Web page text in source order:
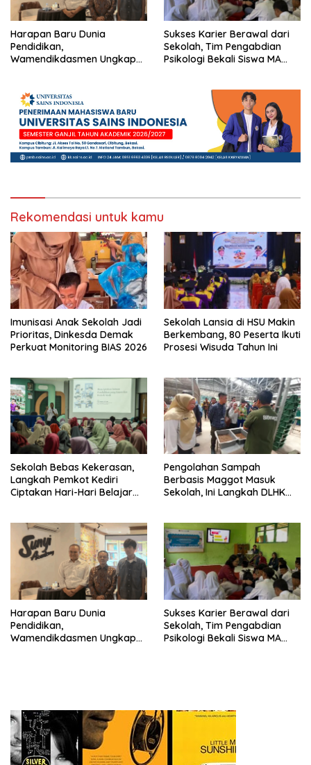
Harapan Baru Dunia
Pendidikan,
Wamendikdasmen Ungkap
Sukses Karier Berawal dari
Sekolah, Tim Pengabdian
Psikologi Bekali Siswa MA
Rekomendasi untuk kamu
Imunisasi Anak Sekolah Jadi
Prioritas, Dinkesda Demak
Perkuat Monitoring BIAS 2026
Sekolah Lansia di HSU Makin
Berkembang, 80 Peserta Ikuti
Prosesi Wisuda Tahun Ini
Sekolah Bebas Kekerasan,
Langkah Pemkot Kediri
Ciptakan Hari-Hari Belajar
Pengolahan Sampah
Berbasis Maggot Masuk
Sekolah, Ini Langkah DLHK
Harapan Baru Dunia
Pendidikan,
Wamendikdasmen Ungkap
Sukses Karier Berawal dari
Sekolah, Tim Pengabdian
Psikologi Bekali Siswa MA